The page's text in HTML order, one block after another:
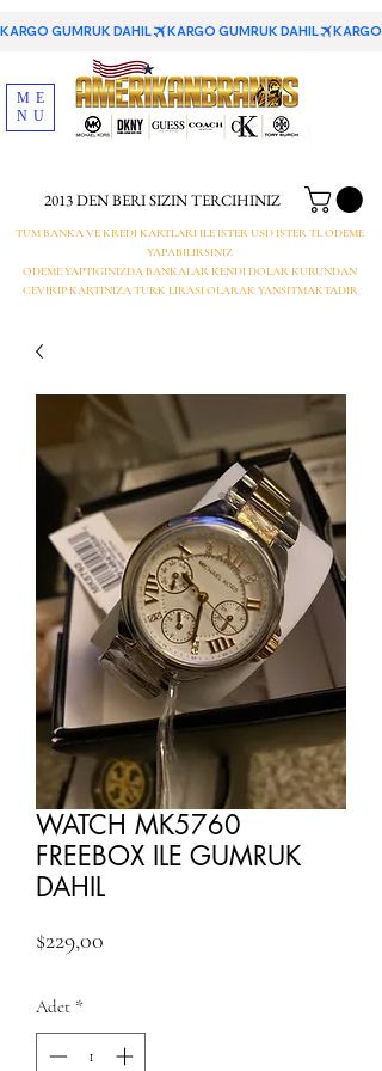
KARGO GUMRUK DAHIL
2013 DEN BERI SIZIN TERCIHINIZ
TUM BANKA VE KREDI KARTLARI ILE ISTER USD ISTER TL ODEME
YAPABILIRSINIZ
ODEME YAPTIGINIZDA BANKALAR KENDI DOLAR KURUNDAN
CEVIRIP KARTINIZA TURK LIRASI OLARAK YANSITMAKTADIR
ME
NU
WATCH MK5760
FREEBOX ILE GUMRUK
DAHIL
$229,00
Adet *